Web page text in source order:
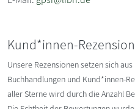
Kund*innen-
Unsere Rezensionen setzen sich
Buchhandlungen und Kund*innen-
aller Sterne wird durch die Anzahl